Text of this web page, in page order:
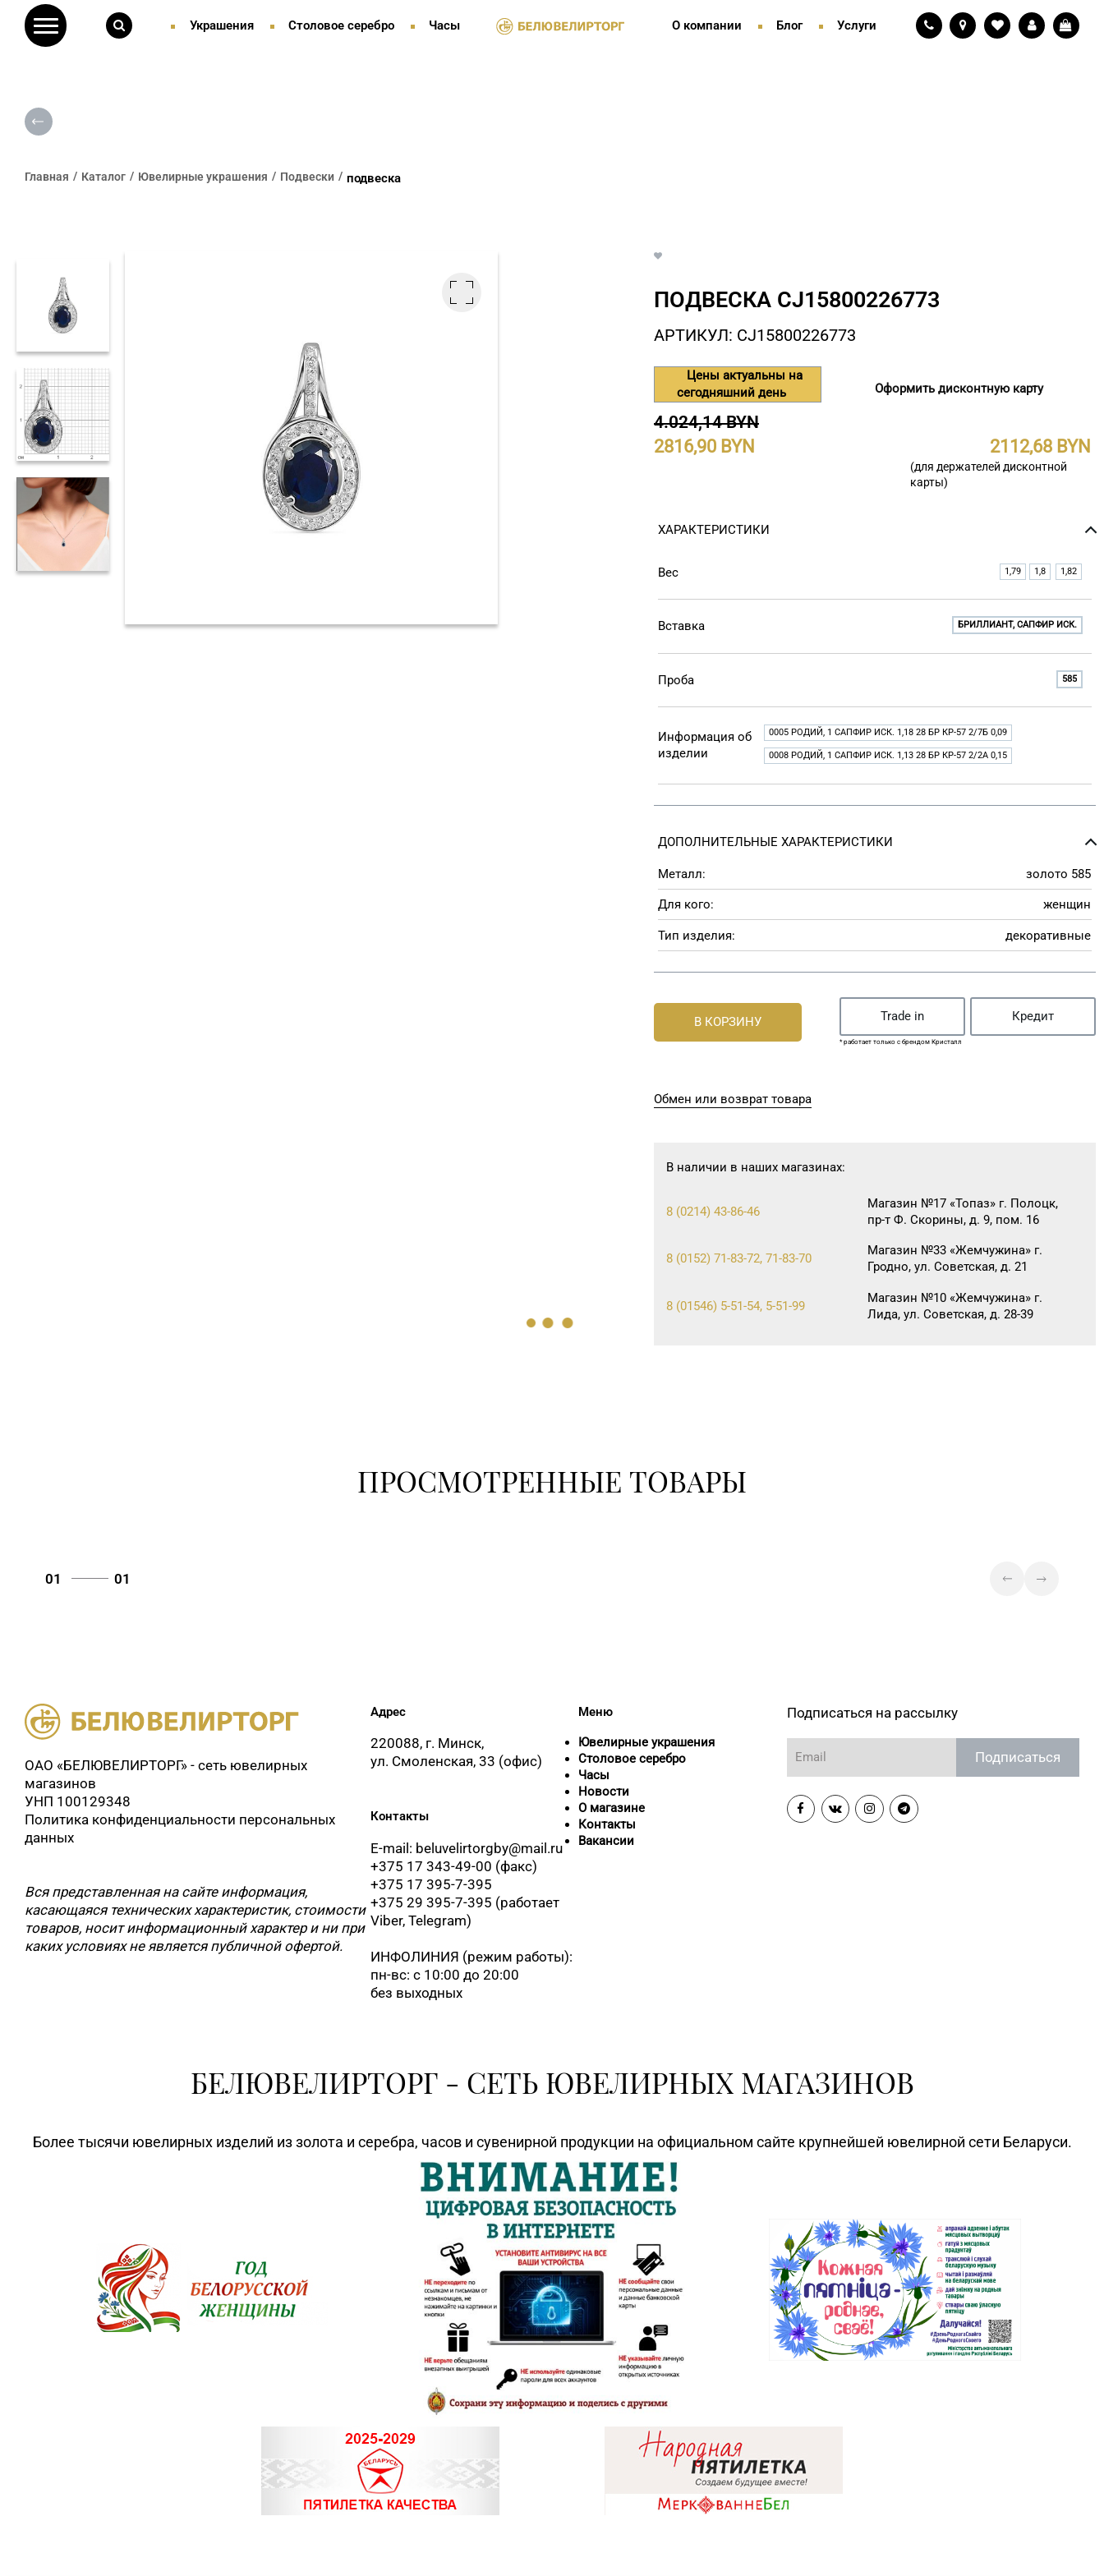
Украшения Столовое серебро Часы О компании Блог Услуги
Главная Каталог Ювелирные украшения Подвески подвеска
ПОДВЕСКА СJ15800226773
АРТИКУЛ: СJ15800226773
Цены актуальны на
сегодняшний день
Оформить дисконтную карту
4.024,14 BYN
2816,90 2112,68
(для держателей дисконтной
карты)
ХАРАКТЕРИСТИКИ
Вес 1,79 1,8 1,82
Вставка БРИЛЛИАНТ, САПФИР ИСК.
Проба 585
Информация об
изделии
0005 РОДИЙ, 1 САПФИР ИСК. 1,18 28 БР КР-57 2/7Б 0,09
0008 РОДИЙ, 1 САПФИР ИСК. 1,13 28 БР КР-57 2/2A 0,15
ДОПОЛНИТЕЛЬНЫЕ ХАРАКТЕРИСТИКИ
Металл: золото 585
Для кого: женщин
Тип изделия: декоративные
В КОРЗИНУ Trade in Кредит
* работает только с брендом Кристалл
Обмен или возврат товара
В наличии в наших магазинах:
8 (0214) 43-86-46
Магазин №17 «Топаз» г. Полоцк,
пр-т Ф. Скорины, д. 9, пом. 16
8 (0152) 71-83-72, 71-83-70
Магазин №33 «Жемчужина» г.
Гродно, ул. Советская, д. 21
8 (01546) 5-51-54, 5-51-99
Магазин №10 «Жемчужина» г.
Лида, ул. Советская, д. 28-39
ПРОСМОТРЕННЫЕ ТОВАРЫ
01 01
ОАО «БЕЛЮВЕЛИРТОРГ» - сеть ювелирных
магазинов
УНП 100129348
Политика конфиденциальности персональных
данных
Вся представленная на сайте информация,
касающаяся технических характеристик, стоимости
товаров, носит информационный характер и ни при
каких условиях не является публичной офертой.
Адрес
220088, г. Минск,
ул. Смоленская, 33 (офис)
Контакты
E-mail: beluvelirtorgby@mail.ru
+375 17 343-49-00 (факс)
+375 17 395-7-395
+375 29 395-7-395 (работает
Viber, Telegram)
ИНФОЛИНИЯ (режим работы):
пн-вс: с 10:00 до 20:00
без выходных
Меню
Ювелирные украшения
Столовое серебро
Часы
Новости
О магазине
Контакты
Вакансии
Подписаться на рассылку
Подписаться
БЕЛЮВЕЛИРТОРГ - СЕТЬ ЮВЕЛИРНЫХ МАГАЗИНОВ
Более тысячи ювелирных изделий из золота и серебра, часов и сувенирной продукции на официальном сайте крупнейшей ювелирной сети Беларуси.